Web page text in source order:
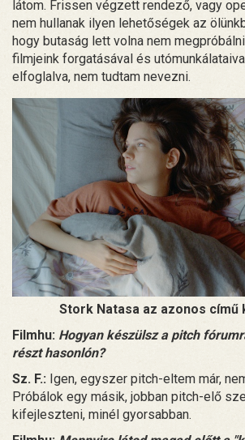
látom. Frissen végzett rendező, vagy
nem hullanak ilyen lehetőségek az
hogy butaság lett volna nem
filmjeink forgatásával és
elfoglalva, nem tudtam nevezni.
Stork Natasa az azonos című
Filmhu: Hogyan készülsz a pitch
részt hasonlón?
Sz. F.: Igen, egyszer pitch-eltem már,
Próbálok egy másik, jobban pitch-elő
kifejleszteni, minél gyorsabban.